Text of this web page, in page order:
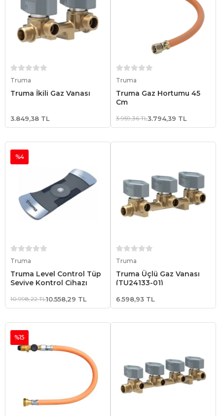
Truma
Truma İkili Gaz Vanası
3.849,38 TL
Truma
Truma Gaz Hortumu 45
Cm
3.959,36 TL3.794,39 TL
Truma
Truma Level Control Tüp
Seviye Kontrol Cihazı
%4
10.998,22 TL10.558,29 TL
Truma
Truma Üçlü Gaz Vanası
(TU24133-01)
6.598,93 TL
%15